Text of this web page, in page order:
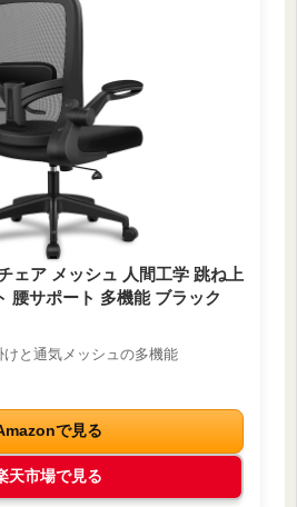
ェア メッシュ 人間工学 跳ね上
腰サポート 多機能 ブラック
けと通気メッシュの多機能
で見る
天市場で見る